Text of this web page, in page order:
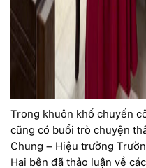
Trong khuôn khổ chuyến
cũng có buổi trò chuyện
Chung – Hiệu trưởng
Hai bên đã thảo luận về